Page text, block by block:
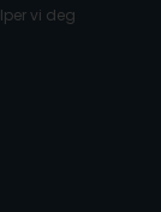
vi deg